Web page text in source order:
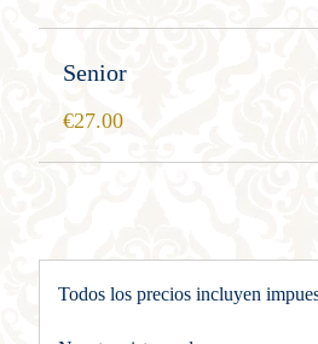
Senior
27.00
Todos los precios incluyen